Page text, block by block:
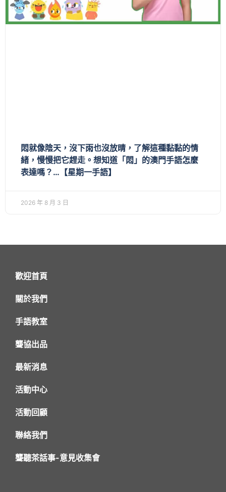
悶就像陰天，沒下雨也沒放晴，了解這種黏黏的情
緒，慢慢把它趕走。想知道「悶」的澳門手語怎麼
表達嗎？…【星期一手語】
2026 年 8 月 3 日
歡迎首頁
關於我們
手語教室
聾協出品
最新消息
活動中心
活動回顧
聯絡我們
聾聽茶話事-意見收集會